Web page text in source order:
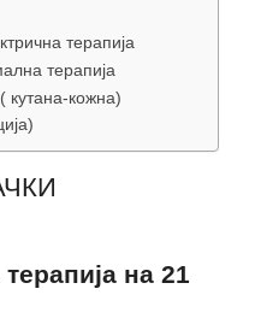
терапија
терапија
кутана-кожна)
на 21